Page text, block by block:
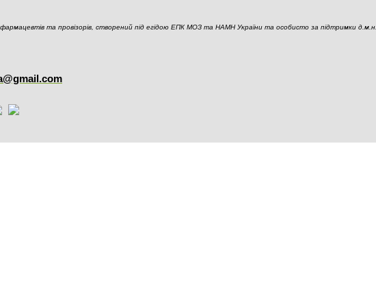
та провізорів, створений під егідою ЕПК МОЗ та НАМН України та особисто за підтримки д.м.н.,